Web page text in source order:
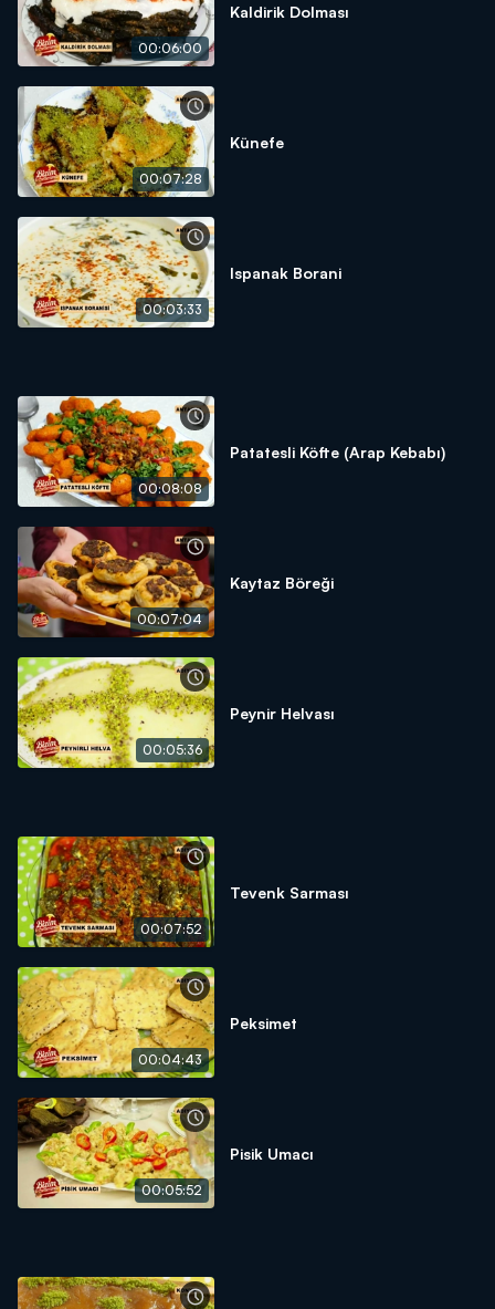
00:06:00
Kaldirik Dolması
00:07:28
Künefe
00:03:33
Ispanak Borani
00:08:08
Patatesli Köfte (Arap Kebabı)
00:07:04
Kaytaz Böreği
00:05:36
Peynir Helvası
00:07:52
Tevenk Sarması
00:04:43
Peksimet
00:05:52
Pisik Umacı